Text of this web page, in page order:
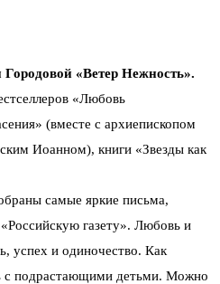
«Ветер Нежность».
«Любовь
(вместе с архиепископом
Иоанном), книги «Звезды как
самые яркие письма,
газету». Любовь и
успех и одиночество. Как
с подрастающими детьми. Можно